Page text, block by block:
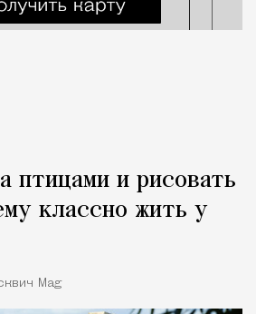
птицами и рисовать
классно жить у
Mag